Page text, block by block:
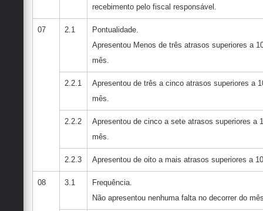
recebimento pelo fiscal responsável.
07 2.1
Pontualidade.
Apresentou Menos de três atrasos superiores a
mês.
2.2.1
Apresentou de três a cinco atrasos superiores a
mês.
2.2.2
Apresentou de cinco a sete atrasos superiores a
mês.
2.2.3 Apresentou de oito a mais atrasos superiores a
08 3.1
Frequência.
Não apresentou nenhuma falta no decorrer do